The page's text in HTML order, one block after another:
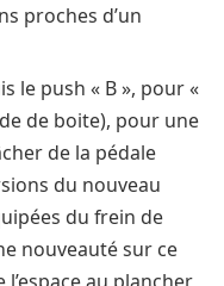
proches d’un
le push « B », pour «
de boite), pour une
de la pédale
du nouveau
du frein de
nouveauté sur ce